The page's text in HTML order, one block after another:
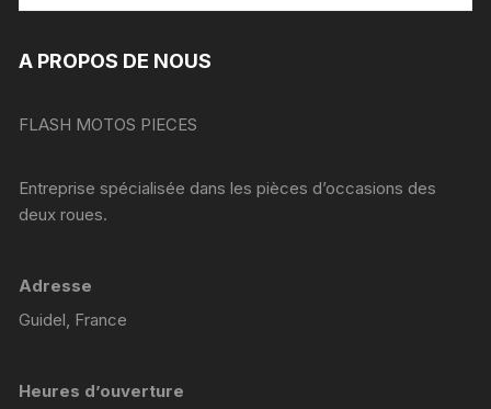
A PROPOS DE NOUS
FLASH MOTOS PIECES
Entreprise spécialisée dans les pièces d’occasions des
deux roues.
Adresse
Guidel, France
Heures d’ouverture